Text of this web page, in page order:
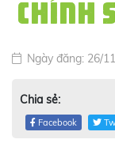
CHÍNH
Ngày đăng: 26/
Chia sẻ:
Facebook